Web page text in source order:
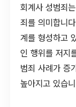
회계사 성범죄
죄를 의미합니
계를 형성하고
인 행위를 저지
범죄 사례가 증
높아지고 있습